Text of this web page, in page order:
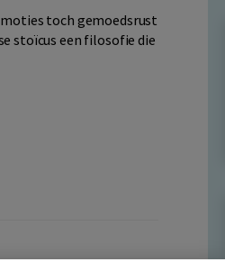
toch gemoedsrust
stoïcus een filosofie die